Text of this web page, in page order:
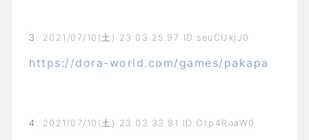
3 : 2021/07/10(土) 23:03:25.97 ID:seuCUkjJ0
https://dora-world.com/games/pakapa
4 : 2021/07/10(土) 23:03:33.81 ID:Otp4RoaW0